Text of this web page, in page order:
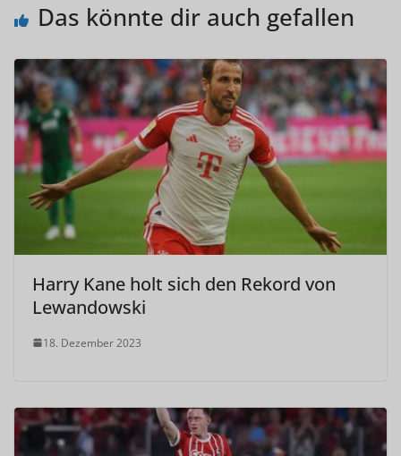
Das könnte dir auch gefallen
Harry Kane holt sich den Rekord von
Lewandowski
18. Dezember 2023